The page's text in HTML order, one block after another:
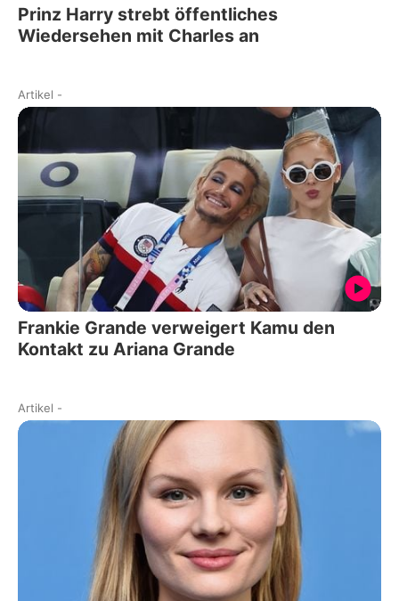
Prinz Harry strebt öffentliches
Wiedersehen mit Charles an
Artikel -
Frankie Grande verweigert Kamu den
Kontakt zu Ariana Grande
Artikel -